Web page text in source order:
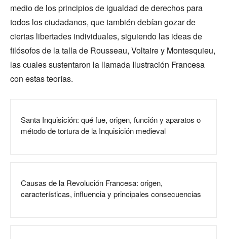
medio de los principios de igualdad de derechos para
todos los ciudadanos, que también debían gozar de
ciertas libertades individuales, siguiendo las ideas de
filósofos de la talla de Rousseau, Voltaire y Montesquieu,
las cuales sustentaron la llamada Ilustración Francesa
con estas teorías.
Santa Inquisición: qué fue, origen, función y aparatos o
método de tortura de la Inquisición medieval
Causas de la Revolución Francesa: origen,
características, influencia y principales consecuencias